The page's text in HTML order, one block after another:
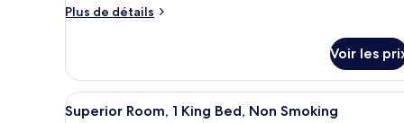
Chambre
Plus de détails
Plus
le
type
de
Voir les
Afficher
Une chambre d’hôtel avec
10
Superior Room, 1 King Bed, Non Smoking